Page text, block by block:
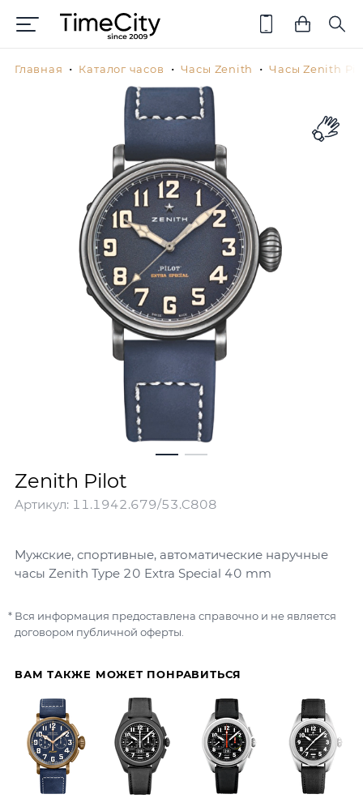
Главная Каталог часов Часы Zenith Часы Zenith
Zenith Pilot
Артикул: 11.1942.679/53.C808
Мужские, спортивные, автоматические наручные
часы Zenith Type 20 Extra Special 40 mm
ВАМ ТАКЖЕ МОЖЕТ ПОНРАВИТЬСЯ
Вся информация предоставлена справочно и не является
договором публичной оферты.